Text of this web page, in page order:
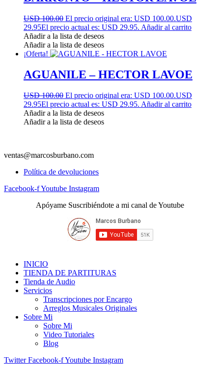
USD 100.00 El precio original era: USD 100.00.USD
29.95El precio actual es: USD 29.95. Añadir al carrito
Añadir a la lista de deseos
Añadir a la lista de deseos
¡Oferta!
AGUANILE – HECTOR LAVOE
USD 100.00 El precio original era: USD 100.00.USD
29.95El precio actual es: USD 29.95. Añadir al carrito
Añadir a la lista de deseos
Añadir a la lista de deseos
ventas@marcosburbano.com
Política de devoluciones
Facebook-fYoutube Instagram
Apóyame Suscribiéndote a mi canal de Youtube
INICIO
TIENDA DE PARTITURAS
Tienda de Audio
Servicios
Transcripciones por Encargo
Arreglos Musicales Originales
Sobre Mi
Sobre Mi
Video Tutoriales
Blog
Twitter Facebook-fYoutube Instagram